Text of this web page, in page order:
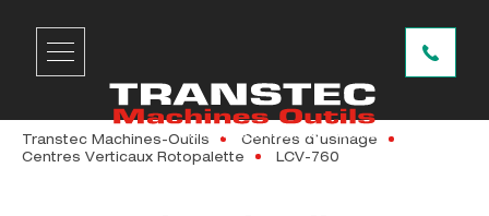
Transtec Machines-Outils
Centres d'usinage
Centres Verticaux Rotopalette
LCV-760